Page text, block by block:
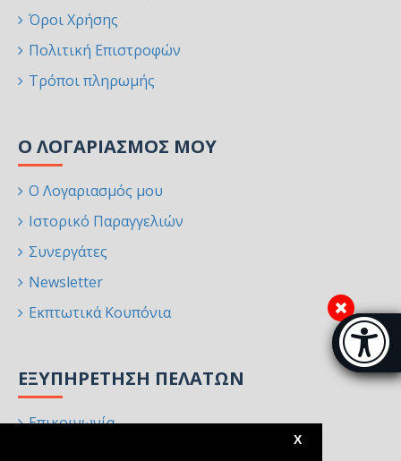
X
Μπάρα
Όροι Χρήσης
Πολιτική Επιστροφών
Τρόποι πληρωμής
Ο ΛΟΓΑΡΙΑΣΜΌΣ ΜΟΥ
Ο Λογαριασμός μου
Ιστορικό Παραγγελιών
Συνεργάτες
Newsletter
Εκπτωτικά Κουπόνια
ΕΞΥΠΗΡΈΤΗΣΗ ΠΕΛΑΤΏΝ
Επικοινωνία